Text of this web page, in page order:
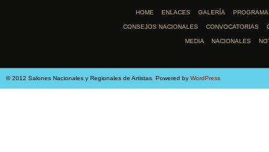
HOME ENLACES GALERÍA PROGRAMA
CONSEJOS NACIONALES CONVOCATORIAS
MEDIA NACIONALES
© 2012 Salones Nacionales y Regionales de Artistas. Powered by WordPress